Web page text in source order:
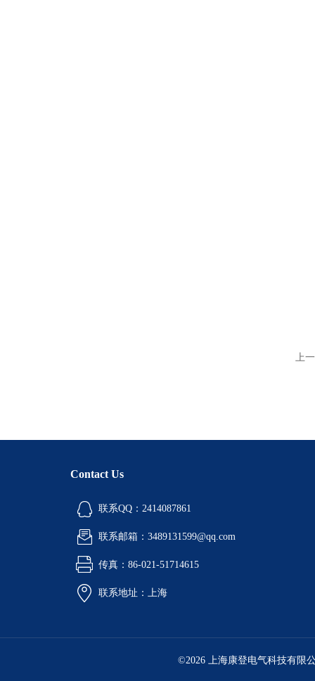
上
Contact Us
联系QQ：2414087861
联系邮箱：3489131599@qq.com
传真：86-021-51714615
联系地址：上海
©2026 上海康登电气科技有限